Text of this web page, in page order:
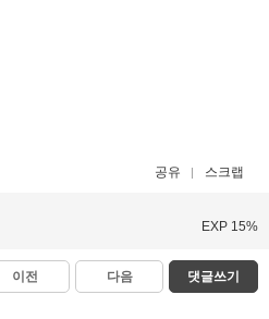
공유 스크랩
EXP 15%
이전 다음 댓글쓰기